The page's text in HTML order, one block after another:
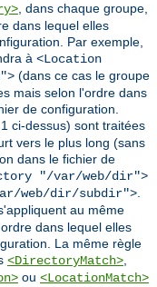
, dans chaque groupe,
dans lequel elles
Par exemple,
à <Location
(dans ce cas le groupe
mais selon l'ordre dans
de configuration.
ci-dessus) sont traitées
vers le plus long (sans
dans le fichier de
"/var/web/dir">
web/dir/subdir">.
au même
dans lequel elles
La même règle
<DirectoryMatch>,
ou <LocationMatch>